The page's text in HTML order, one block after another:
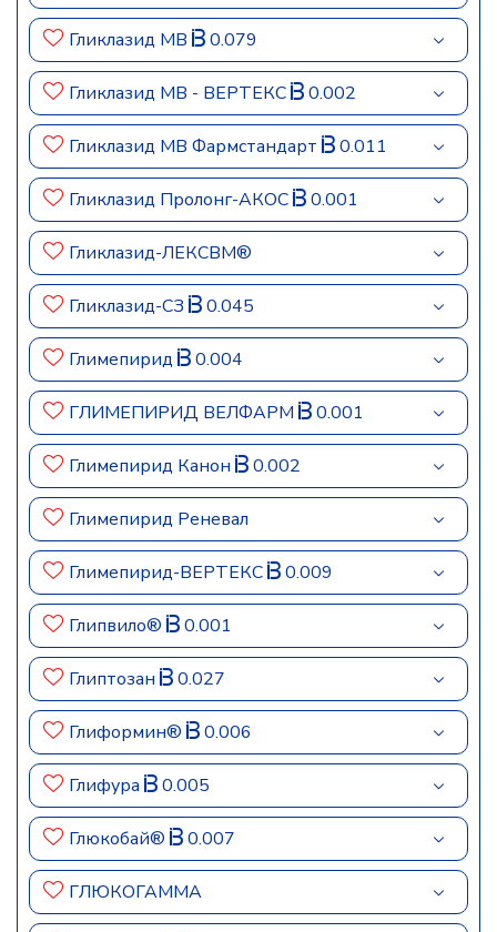
Гликлазид МВ 0.079
Гликлазид МВ - ВЕРТЕКС 0.002
Гликлазид МВ Фармстандарт 0.011
Гликлазид Пролонг-АКОС 0.001
Гликлазид-ЛЕКСВМ®
Гликлазид-СЗ 0.045
Глимепирид 0.004
ГЛИМЕПИРИД ВЕЛФАРМ 0.001
Глимепирид Канон 0.002
Глимепирид Реневал
Глимепирид-ВЕРТЕКС 0.009
Глипвило® 0.001
Глиптозан 0.027
Глиформин® 0.006
Глифура 0.005
Глюкобай® 0.007
ГЛЮКОГАММА